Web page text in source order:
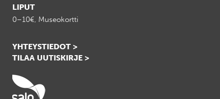
LIPUT
0–10€, Museokortti
YHTEYSTIEDOT >
TILAA UUTISKIRJE >